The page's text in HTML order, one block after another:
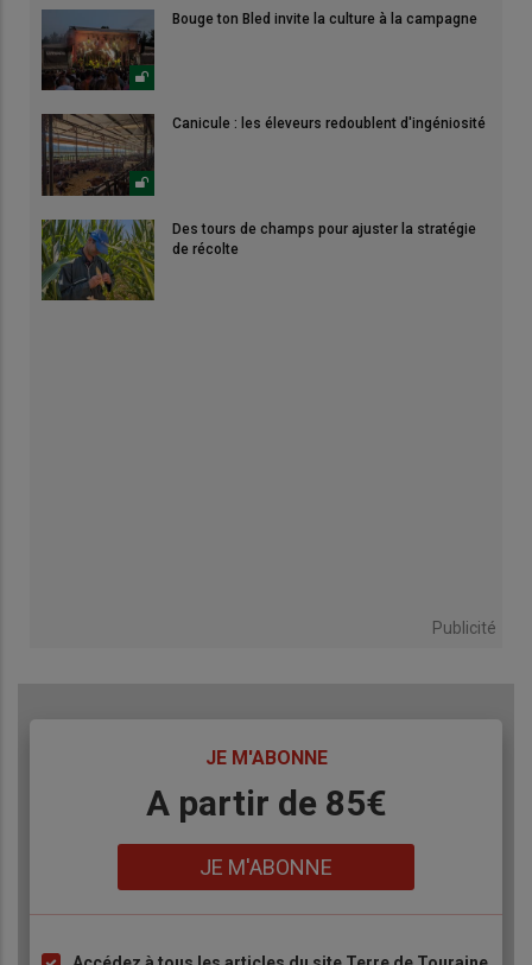
Bouge ton Bled invite la culture à la campagne
Canicule : les éleveurs redoublent d'ingéniosité
Des tours de champs pour ajuster la stratégie
de récolte
Publicité
JE M'ABONNE
A partir de 85€
JE M'ABONNE